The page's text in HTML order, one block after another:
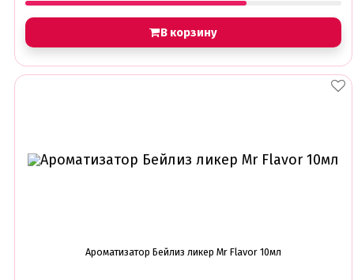
В корзину
Ароматизатор Бейлиз ликер Mr Flavor 10мл